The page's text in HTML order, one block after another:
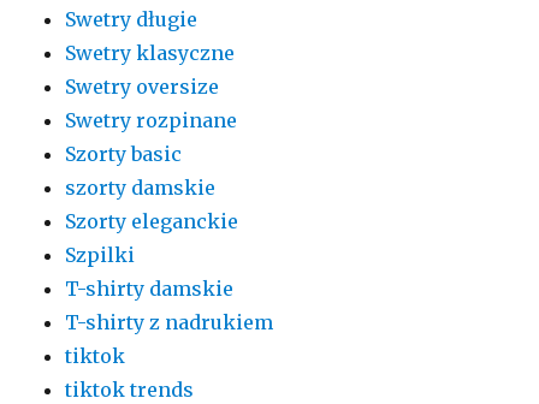
Swetry długie
Swetry klasyczne
Swetry oversize
Swetry rozpinane
Szorty basic
szorty damskie
Szorty eleganckie
Szpilki
T-shirty damskie
T-shirty z nadrukiem
tiktok
tiktok trends